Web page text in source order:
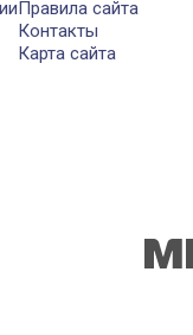
Правила сайта
Контакты
Карта сайта